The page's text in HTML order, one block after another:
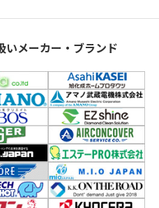
いメーカー・ブランド